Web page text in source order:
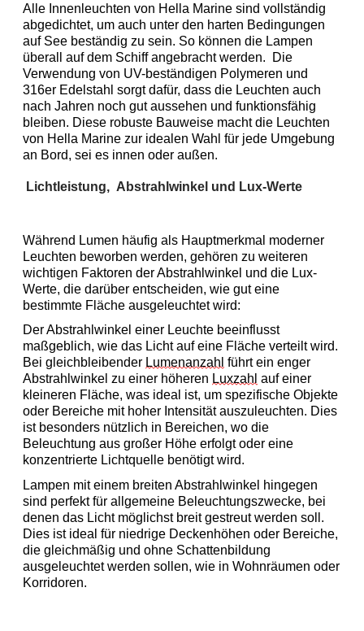
Alle Innenleuchten von Hella Marine sind vollständig
abgedichtet, um auch unter den harten Bedingungen
auf See beständig zu sein. So können die Lampen
überall auf dem Schiff angebracht werden.
Die
Verwendung von UV-beständigen Polymeren und
316er Edelstahl sorgt dafür, dass die Leuchten auch
nach Jahren noch gut aussehen und funktionsfähig
bleiben. Diese robuste Bauweise macht die Leuchten
von Hella Marine zur idealen Wahl für jede Umgebung
an Bord, sei es innen oder außen.
Lichtleistung, Abstrahlwinkel und Lux-Werte
Während Lumen häufig als Hauptmerkmal moderner
Leuchten beworben werden, gehören zu weiteren
wichtigen Faktoren der Abstrahlwinkel und die Lux-
Werte, die darüber entscheiden, wie gut eine
bestimmte Fläche ausgeleuchtet wird:
Der Abstrahlwinkel einer Leuchte beeinflusst
maßgeblich, wie das Licht auf eine Fläche verteilt wird.
Bei gleichbleibender Lumenanzahl führt ein enger
Abstrahlwinkel zu einer höheren Luxzahl auf einer
kleineren Fläche, was ideal ist, um spezifische Objekte
oder Bereiche mit hoher Intensität auszuleuchten. Dies
ist besonders nützlich in Bereichen, wo die
Beleuchtung aus großer Höhe erfolgt oder eine
konzentrierte Lichtquelle benötigt wird.
Lampen mit einem breiten Abstrahlwinkel hingegen
sind perfekt für allgemeine Beleuchtungszwecke, bei
denen das Licht möglichst breit gestreut werden soll.
Dies ist ideal für niedrige Deckenhöhen oder Bereiche,
die gleichmäßig und ohne Schattenbildung
ausgeleuchtet werden sollen, wie in Wohnräumen oder
Korridoren.